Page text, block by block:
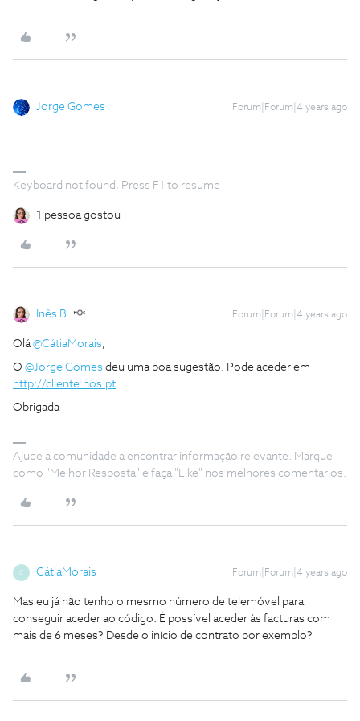
Jorge Gomes Forum|Forum|4 years ago
Keyboard not found, Press F1 to resume
1 pessoa gostou
Inês B. Forum|Forum|4 years ago
Olá@CátiaMorais,
O @Jorge Gomes deu uma boa sugestão. Pode aceder em
http://cliente.nos.pt.
Obrigada
Ajude a comunidade a encontrar informação relevante. Marque
como "Melhor Resposta" e faça "Like" nos melhores comentários.
C CátiaMorais Forum|Forum|4 years ago
Mas eu já não tenho o mesmo número de telemóvel para
conseguir aceder ao código. É possível aceder às facturas com
mais de 6 meses? Desde o início de contrato por exemplo?